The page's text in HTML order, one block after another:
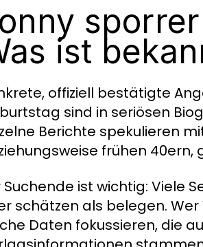
ist
offiziell bestätigte
sind in seriösen
Berichte spekulieren
frühen
Suchende ist wichtig: Viele
schätzen als belegen.
Daten fokussieren, die